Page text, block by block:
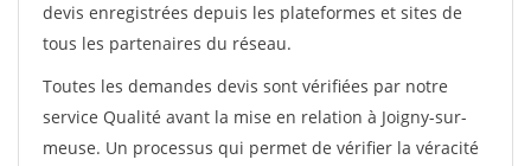
devis enregistrées depuis les plateformes et sites de
tous les partenaires du réseau.
Toutes les demandes devis sont vérifiées par notre
service Qualité avant la mise en relation à Joigny-sur-
meuse. Un processus qui permet de vérifier la véracité